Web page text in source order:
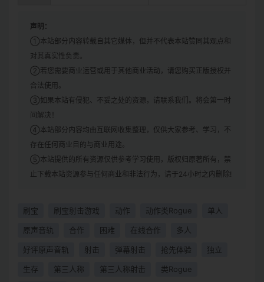
声明：
①本站部分内容转载自其它媒体，但并不代表本站赞同其观点和
对其真实性负责。
②若您需要商业运营或用于其他商业活动，请您购买正版授权并
合法使用。
③如果本站有侵犯、不妥之处的资源，请联系我们。将会第一时
间解决！
④本站部分内容均由互联网收集整理，仅供大家参考、学习，不
存在任何商业目的与商业用途。
⑤本站提供的所有资源仅供参考学习使用，版权归原著所有，禁
止下载本站资源参与任何商业和非法行为，请于24小时之内删除!
刷宝 刷宝射击游戏 动作 动作类Rogue 单人
原声音轨 合作 困难 在线合作 多人
好评原声音轨 射击 弹幕射击 抢先体验 独立
生存 第三人称 第三人称射击 类Rogue